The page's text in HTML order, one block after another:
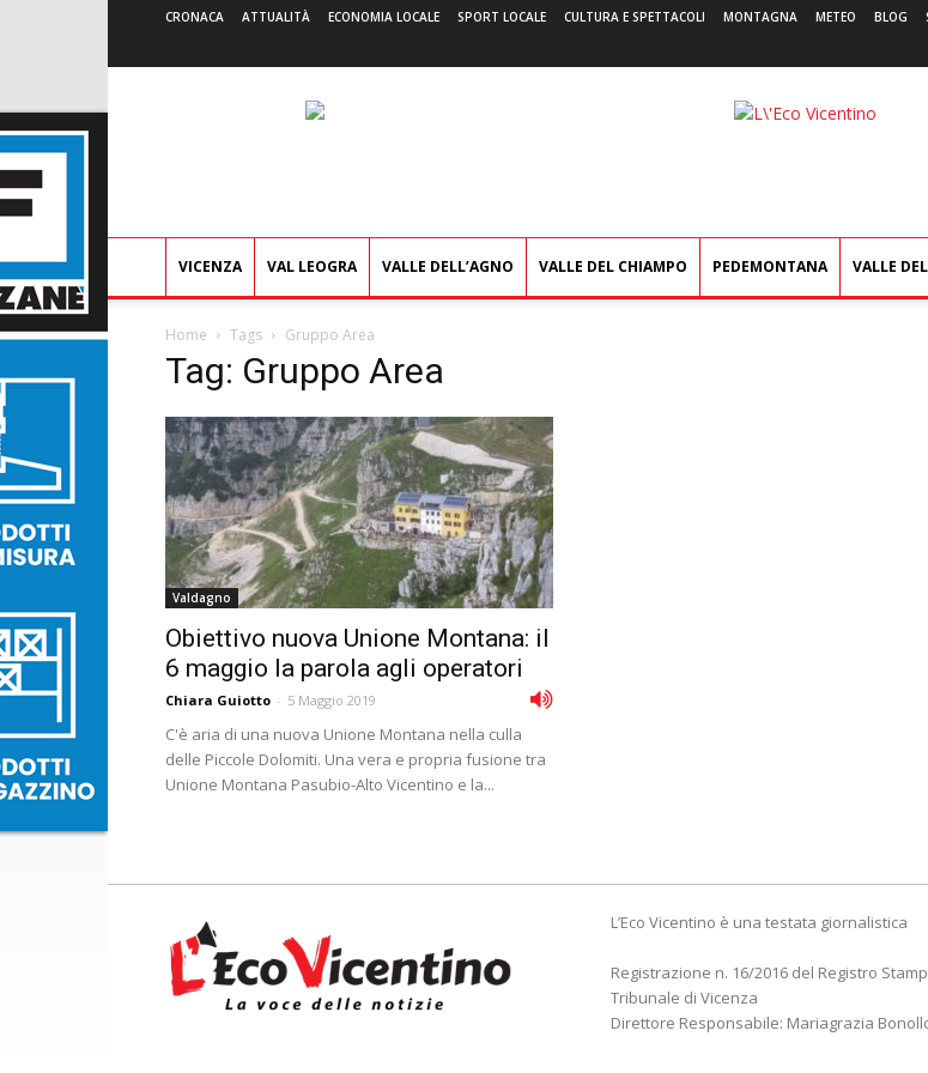
CRONACA ATTUALITÀ ECONOMIA LOCALE SPORT LOCALE CULTURA E SPETTACOLI MONTAGNA METEO BLOG
L'Eco
VICENZA VAL LEOGRA VALLE DELL’AGNO VALLE DEL CHIAMPO PEDEMONTANA VALLE
Home Tags Gruppo Area
Tag: Gruppo Area
Valdagno
Obiettivo nuova Unione Montana: il
6 maggio la parola agli operatori
Chiara Guiotto - 5 Maggio 2019
C'è aria di una nuova Unione Montana nella culla
delle Piccole Dolomiti. Una vera e propria fusione tra
Unione Montana Pasubio-Alto Vicentino e la...
L’Eco Vicentino è una testata giornalistica
Registrazione n. 16/2016 del Registro
Tribunale di Vicenza
Direttore Responsabile: Mariagrazia